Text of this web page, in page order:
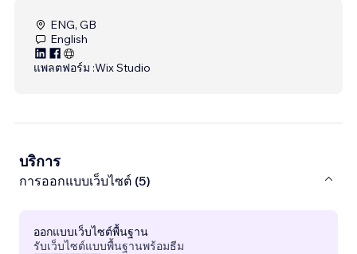
ENG, GB
English
แพลตฟอร์ม :Wix Studio
บริการ
การออกแบบเว็บไซต์ (5)
ออกแบบเว็บไซต์พื้นฐาน
รับเว็บไซต์แบบพื้นฐานพร้อมธีม